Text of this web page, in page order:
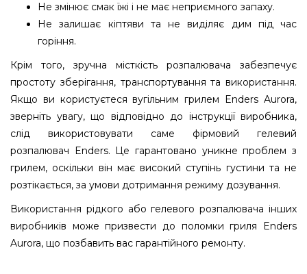
Не змінює смак їжі і не має неприємного запаху.
Не залишає кіптяви та не виділяє дим під час
горіння.
Крім того, зручна місткість розпалювача забезпечує
простоту зберігання, транспортування та використання.
Якщо ви користуєтеся вугільним грилем Enders Aurora,
зверніть увагу, що відповідно до інструкції виробника,
слід використовувати саме фірмовий гелевий
розпалювач Enders. Це гарантовано уникне проблем з
грилем, оскільки він має високий ступінь густини та не
розтікається, за умови дотримання режиму дозування.
Використання рідкого або гелевого розпалювача інших
виробників може призвести до поломки гриля Enders
Aurora, що позбавить вас гарантійного ремонту.